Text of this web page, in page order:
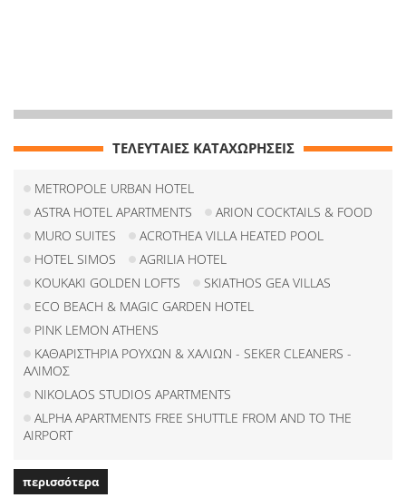
ΤΕΛΕΥΤΑΙΕΣ ΚΑΤΑΧΩΡΗΣΕΙΣ
METROPOLE URBAN HOTEL
ASTRA HOTEL APARTMENTS
ARION COCKTAILS & FOOD
MURO SUITES
ACROTHEA VILLA HEATED POOL
HOTEL SIMOS
AGRILIA HOTEL
KOUKAKI GOLDEN LOFTS
SKIATHOS GEA VILLAS
ECO BEACH & MAGIC GARDEN HOTEL
PINK LEMON ATHENS
ΚΑΘΑΡΙΣΤΗΡΙΑ ΡΟΥΧΩΝ & ΧΑΛΙΩΝ - SEKER CLEANERS -
ΑΛΙΜΟΣ
NIKOLAOS STUDIOS APARTMENTS
ALPHA APARTMENTS FREE SHUTTLE FROM AND TO THE
AIRPORT
περισσότερα